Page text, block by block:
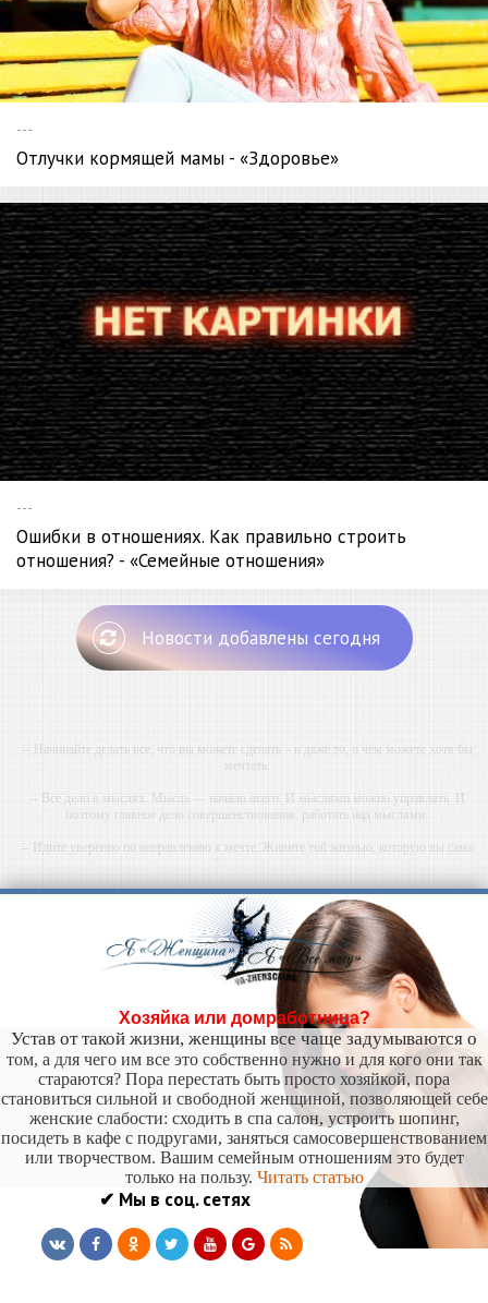
---
Отлучки кормящей мамы - «Здоровье»
---
Ошибки в отношениях. Как правильно строить
отношения? - «Семейные отношения»
Новости добавлены сегодня
-- Начинайте делать все, что вы можете сделать – и даже то, о чем можете хотя бы
мечтать.
-- Все дело в мыслях. Мысль — начало всего. И мыслями можно управлять. И
поэтому главное дело совершенствования: работать над мыслями.
-- Идите уверенно по направлению к мечте. Живите той жизнью, которую вы сами
-- Самое большое богатство — это ум. Самая большая нищета — глупость. Из всех
страхов самый пугающий — самолюбование.
-- Лучшее, что можно сделать с хорошим советом, это пропустить его мимо ушей. Он
никогда не бывает полезен никому, кроме того, кто его дал.
-- Люблю давать советы и очень не люблю, когда их дают мне.
Хозяйка или домработница?
Устав от такой жизни, женщины все чаще задумываются о
том, а для чего им все это собственно нужно и для кого они так
стараются? Пора перестать быть просто хозяйкой, пора
становиться сильной и свободной женщиной, позволяющей себе
женские слабости: сходить в спа салон, устроить шопинг,
посидеть в кафе с подругами, заняться самосовершенствованием
или творчеством. Вашим семейным отношениям это будет
только на пользу. Читать статью
✔ Мы в соц. сетях